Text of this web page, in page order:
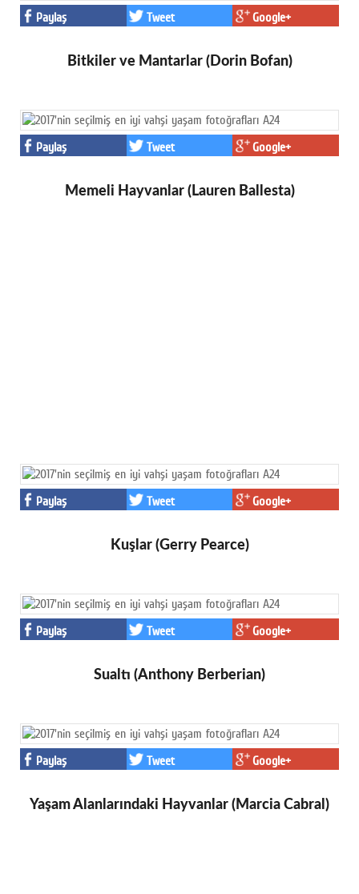
Paylaş Tweet Google+
Bitkiler ve Mantarlar (Dorin Bofan)
Paylaş Tweet Google+
Memeli Hayvanlar (Lauren Ballesta)
Paylaş Tweet Google+
Kuşlar (Gerry Pearce)
Paylaş Tweet Google+
Sualtı (Anthony Berberian)
Paylaş Tweet Google+
Yaşam Alanlarındaki Hayvanlar (Marcia Cabral)